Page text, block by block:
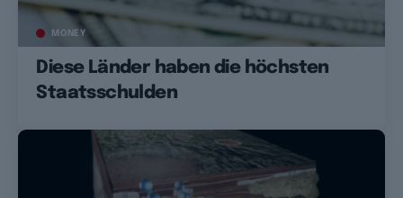
MONEY
Diese Länder haben die höchsten
Staatsschulden